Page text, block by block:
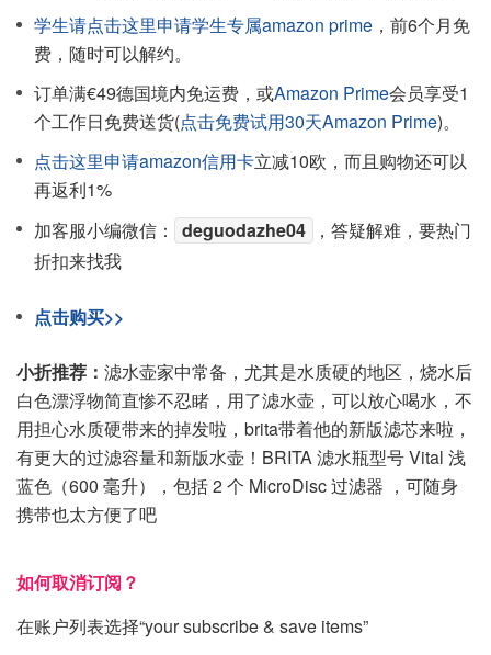
学生请点击这里申请学生专属amazon prime ，前6个月免
费，随时可以解约。
订单满€49德国境内免运费，或Amazon Prime会员享受1
个工作日免费送货(点击免费试用30天Amazon Prime)。
点击这里申请amazon信用卡立减10欧，而且购物还可以
再返利1%
加客服小编微信：
deguodazhe04
，答疑解难，要热门
折扣来找我
点击购买>>
小折推荐： 滤水壶家中常备，尤其是水质硬的地区，烧水后
白色漂浮物简直惨不忍睹，用了滤水壶，可以放心喝水，不
用担心水质硬带来的掉发啦，brita带着他的新版滤芯来啦，
有更大的过滤容量和新版水壶！BRITA 滤水瓶型号 Vital 浅
蓝色（600 毫升），包括 2 个 MicroDisc 过滤器 ，可随身
携带也太方便了吧
如何取消订阅？
在账户列表选择“your subscribe & save items”